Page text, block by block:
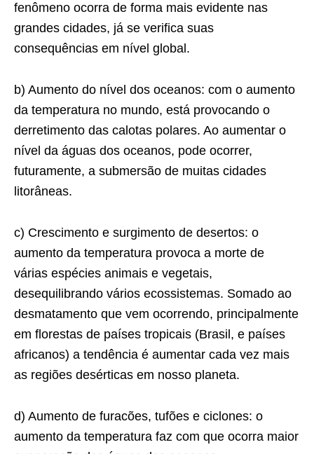
fenômeno ocorra de forma mais evidente nas
grandes cidades, já se verifica suas
consequências em nível global.
b) Aumento do nível dos oceanos: com o aumento
da temperatura no mundo, está provocando o
derretimento das calotas polares. Ao aumentar o
nível da águas dos oceanos, pode ocorrer,
futuramente, a submersão de muitas cidades
litorâneas.
c) Crescimento e surgimento de desertos: o
aumento da temperatura provoca a morte de
várias espécies animais e vegetais,
desequilibrando vários ecossistemas. Somado ao
desmatamento que vem ocorrendo, principalmente
em florestas de países tropicais (Brasil, e países
africanos) a tendência é aumentar cada vez mais
as regiões desérticas em nosso planeta.
d) Aumento de furacões, tufões e ciclones: o
aumento da temperatura faz com que ocorra maior